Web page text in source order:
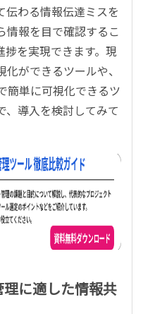
伝わる情報伝達ミスを
情報を目で確認するこ
捗を実現できます。現
ができるツールや、
簡単に可視化できるツ
、導入を検討してみて
に適した情報共